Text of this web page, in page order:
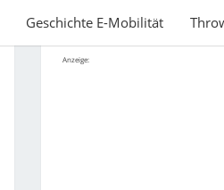
Geschichte E-Mobilität
Anzeige: